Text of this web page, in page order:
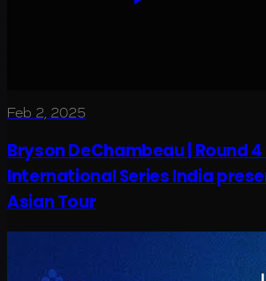
Feb 2, 2025
Bryson DeChambeau | Round
International Series India
Asian Tour